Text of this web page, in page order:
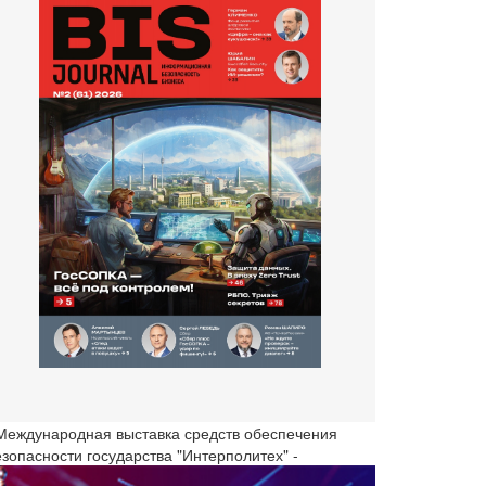
выставка средств обеспечения
государства "Интерполитех" -